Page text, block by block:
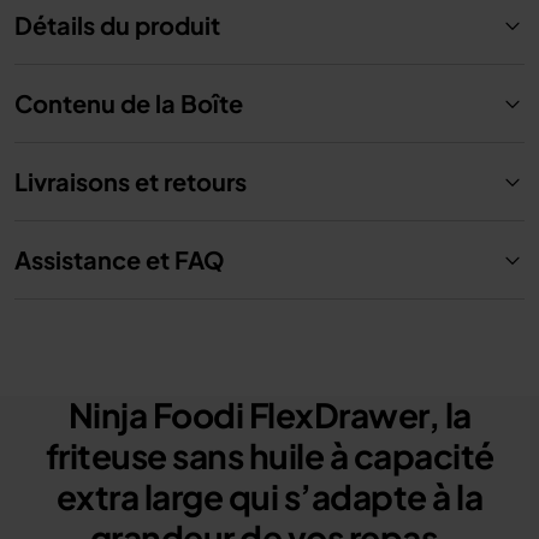
Détails du produit
Contenu de la Boîte
Livraisons et retours
Assistance et FAQ
Ninja Foodi FlexDrawer, la
friteuse sans huile à capacité
extra large qui s’adapte à la